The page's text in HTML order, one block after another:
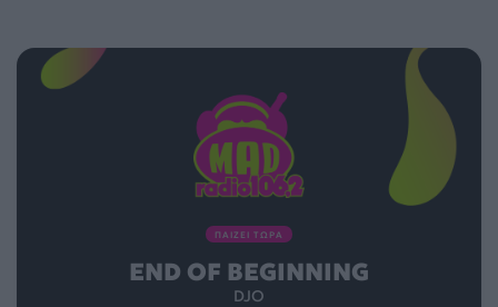
ΠΑΙΖΕΙ ΤΩΡΑ
END OF BEGINNING
DJO